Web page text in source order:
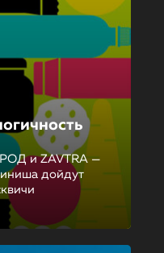
и ZAVTRA —
дойдут